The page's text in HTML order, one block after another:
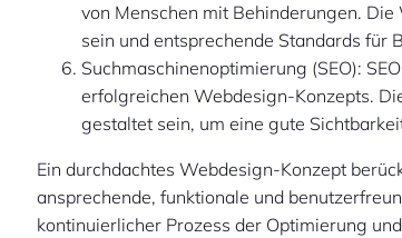
von Menschen mit Behinderungen.
sein und entsprechende Standards für
Suchmaschinenoptimierung (SEO):
erfolgreichen Webdesign-Konzepts.
gestaltet sein, um eine gute
Ein durchdachtes Webdesign-Konzept
ansprechende, funktionale und
kontinuierlicher Prozess der Optimierung